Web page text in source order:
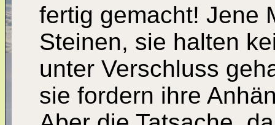
fertig gemacht! Jene
Steinen, sie halten
unter Verschluss
sie fordern ihre